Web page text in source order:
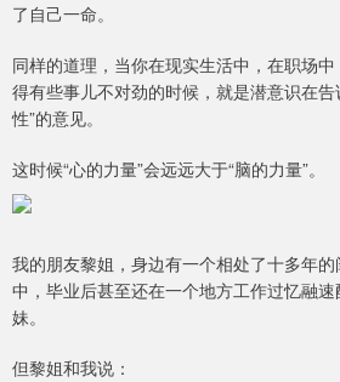
了自己一命。
同样的道理，当你在现实生活中，在职场
得有些事儿不对劲的时候，就是潜意识在
性”的意见。
这时候“心的力量”会远远大于“脑的力量”。
我的朋友黎姐，身边有一个相处了十多年
中，毕业后甚至还在一个地方工作过忆融
妹。
但黎姐和我说：